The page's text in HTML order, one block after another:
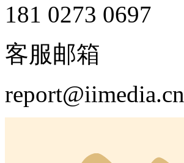
181 0273 0697
客服邮箱
report@iimedia.cn